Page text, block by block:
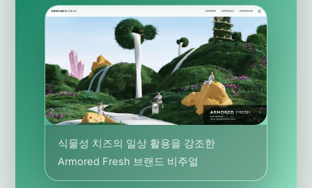
식물성 치즈의 일상 활용을 강조한
Armored Fresh 브랜드 비주얼